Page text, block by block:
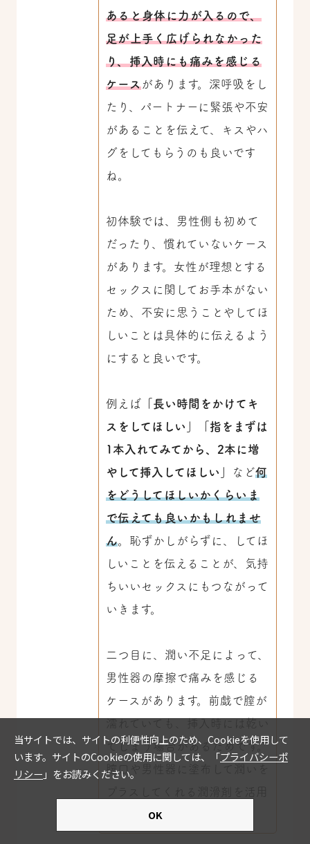
あると身体に力が入るので、
足が上手く広げられなかった
り、挿入時にも痛みを感じる
ケースがあります。深呼吸をし
たり、パートナーに緊張や不安
があることを伝えて、キスやハ
グをしてもらうのも良いです
ね。
初体験では、男性側も初めて
だったり、慣れていないケース
があります。女性が理想とする
セックスに関してお手本がない
ため、不安に思うことやしてほ
しいことは具体的に伝えるよう
にすると良いです。
例えば「長い時間をかけてキ
スをしてほしい」「指をまずは
1本入れてみてから、2本に増
やして挿入してほしい」
など何
をどうしてほしいかくらいま
で伝えても良いかもしれませ
ん。恥ずかしがらずに、してほ
しいことを伝えることが、気持
ちいいセックスにもつながって
いきます。
二つ目に、潤い不足によって、
男性器の摩擦で痛みを感じる
ケースがあります。前戯で膣が
てしまう場合があるためです。
膣口や男性器に塗布して潤いを
しましょう。